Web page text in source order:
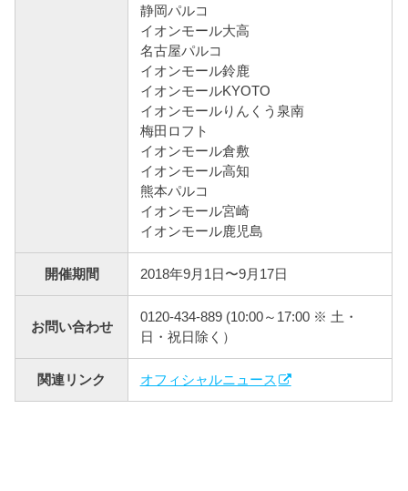
静岡パルコ
イオンモール大高
名古屋パルコ
イオンモール鈴鹿
イオンモールKYOTO
イオンモールりんくう泉南
梅田ロフト
イオンモール倉敷
イオンモール高知
熊本パルコ
イオンモール宮崎
イオンモール鹿児島
開催期間 2018年9月1日〜9月17日
お問い合わせ
0120-434-889 (10:00～17:00 ※ 土・
日・祝日除く）
関連リンク オフィシャルニュース